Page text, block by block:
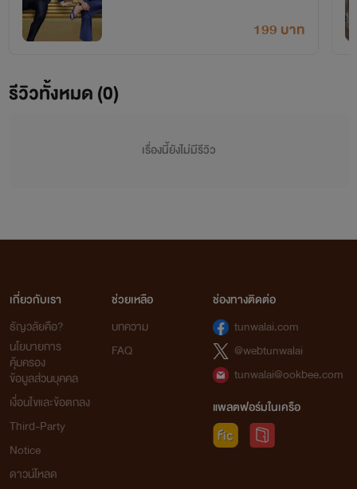
199 บาท
รีวิวทั้งหมด (0)
เรื่องนี้ยังไม่มีรีวิว
เกี่ยวกับเรา
ธัญวลัยคือ?
นโยบายการ
คุ้มครอง
ข้อมูลส่วนบุคคล
เงื่อนไขและข้อตกลง
Third-Party
Notice
ดาวน์โหลด
ช่วยเหลือ
บทความ
FAQ
ช่องทางติดต่อ
tunwalai.com
@webtunwalai
tunwalai@ookbee.com
แพลตฟอร์มในเครือ